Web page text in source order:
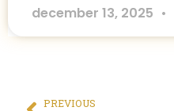
december 13, 2025
PREVIOUS